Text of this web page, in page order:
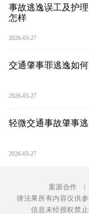
事故逃逸误工及护
怎样
2026-03-27
交通肇事罪逃逸如何
2026-03-27
轻微交通事故肇事
2026-03-27
案源合作
律法果所有内容仅供
信息未经授权禁